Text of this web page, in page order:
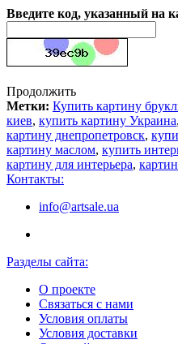
Введите код, указанный на
Продолжить
Метки: Купить картину
киев, купить картину Украина,
картину днепропетровск,
картину маслом, купить
картину для интерьера,
Контакты:
info@artsale.ua
Разделы сайта:
О проекте
Связаться с нами
Условия оплаты
Условия доставки